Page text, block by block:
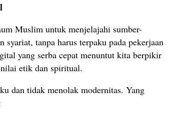
Muslim untuk menjelajahi sumber-
syariat, tanpa harus terpaku pada pekerjaan
yang serba cepat menuntut kita berpikir
etik dan spiritual.
dan tidak menolak modernitas. Yang